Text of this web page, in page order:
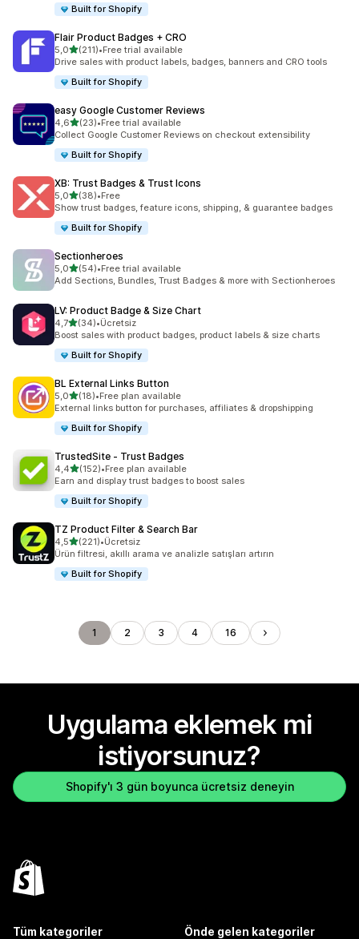
Built for Shopify
Flair Product Badges + CRO
5,05 yıldız üzerinden
(211)
toplam 211 değerlendirme
•Free trial available
Drive sales with product labels, badges, banners and CRO tools
Built for Shopify
easy Google Customer Reviews
4,65 yıldız üzerinden
(23)
toplam 23 değerlendirme
•Free trial available
Collect Google Customer Reviews on checkout extensibility
Built for Shopify
XB: Trust Badges & Trust Icons
5,05 yıldız üzerinden
(38)
toplam 38 değerlendirme
•Free
Show trust badges, feature icons, shipping, & guarantee badges
Built for Shopify
Sectionheroes
5,05 yıldız üzerinden
(54)
toplam 54 değerlendirme
•Free trial available
Add Sections, Bundles, Trust Badges & more with Sectionheroes
LV: Product Badge & Size Chart
4,75 yıldız üzerinden
(34)
toplam 34 değerlendirme
•Ücretsiz
Boost sales with product badges, product labels & size charts
Built for Shopify
BL External Links Button
5,05 yıldız üzerinden
(18)
toplam 18 değerlendirme
•Free plan available
External links button for purchases, affiliates & dropshipping
Built for Shopify
TrustedSite ‑ Trust Badges
4,45 yıldız üzerinden
(152)
toplam 152 değerlendirme
•Free plan available
Earn and display trust badges to boost sales
Built for Shopify
TZ Product Filter & Search Bar
4,55 yıldız üzerinden
(221)
toplam 221 değerlendirme
•Ücretsiz
Ürün filtresi, akıllı arama ve analizle satışları artırın
Built for Shopify
1 2 3 4 16
Uygulama eklemek mi
istiyorsunuz?
Shopify'ı 3 gün boyunca ücretsiz deneyin
Tüm kategoriler Önde gelen kategoriler